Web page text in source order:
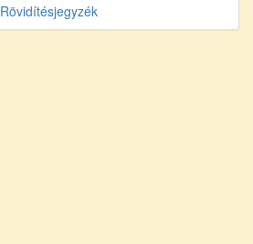
Rövidítésjegyzék